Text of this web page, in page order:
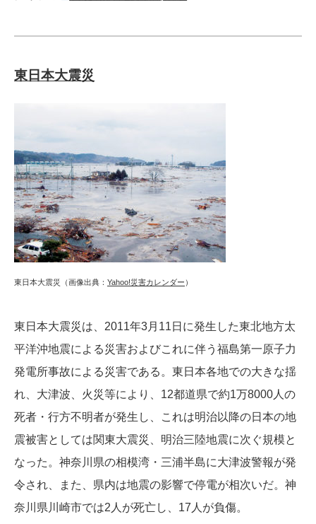
東日本大震災
東日本大震災（画像出典： Yahoo!災害カレンダー ）
東日本大震災は、2011年3月11日に発生した東北地方太
平洋沖地震による災害およびこれに伴う福島第一原子力
発電所事故による災害である。東日本各地での大きな揺
れ、大津波、火災等により、12都道県で約1万8000人の
死者・行方不明者が発生し、これは明治以降の日本の地
震被害としては関東大震災、明治三陸地震に次ぐ規模と
なった。神奈川県の相模湾・三浦半島に大津波警報が発
令され、また、県内は地震の影響で停電が相次いだ。神
奈川県川崎市では2人が死亡し、17人が負傷。